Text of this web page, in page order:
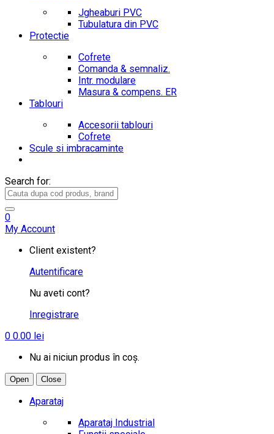
Jgheaburi PVC
Tubulatura din PVC
Protectie
Cofrete
Comanda & semnaliz.
Intr. modulare
Masura & compens. ER
Tablouri
Accesorii tablouri
Cofrete
Scule si imbracaminte
Search for:
0
My Account
Client existent?
Autentificare
Nu aveti cont?
Inregistrare
0 0.00 lei
Nu ai niciun produs în coș.
Open Close
Aparataj
Aparataj Industrial